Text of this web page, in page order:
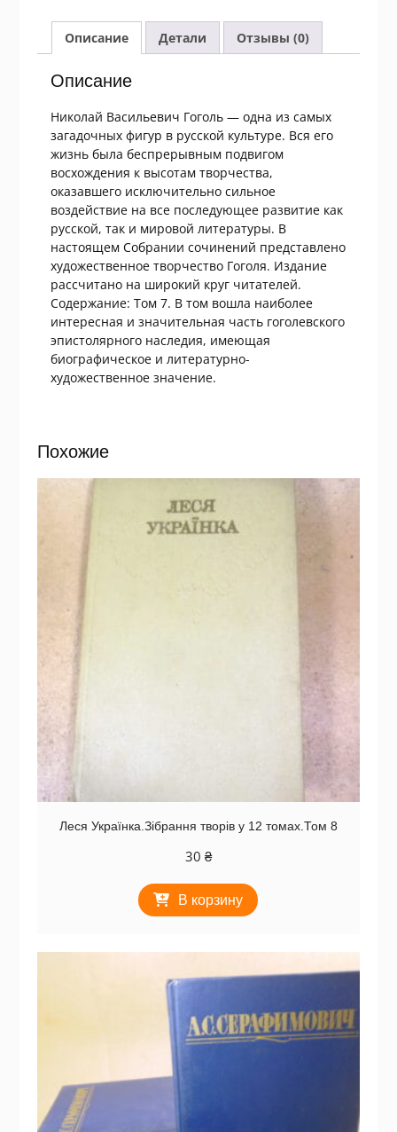
сочинений
семи
томах
Описание Детали Отзывы (0)
Описание
Николай Васильевич Гоголь — одна из самых
загадочных фигур в русской культуре. Вся его
жизнь была беспрерывным подвигом
восхождения к высотам творчества,
оказавшего исключительно сильное
воздействие на все последующее развитие как
русской, так и мировой литературы. В
настоящем Собрании сочинений представлено
художественное творчество Гоголя. Издание
рассчитано на широкий круг читателей.
Содержание: Том 7. В том вошла наиболее
интересная и значительная часть гоголевского
эпистолярного наследия, имеющая
биографическое и литературно-
художественное значение.
Похожие
Леся Українка.Зібрання творів у 12 томах.Том 8
30 ₴
В корзину